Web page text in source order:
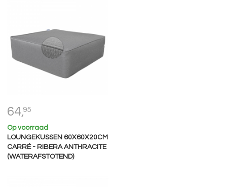
64,95
Op voorraad
LOUNGEKUSSEN 60X60X20CM
CARRÉ - RIBERA ANTHRACITE
(WATERAFSTOTEND)